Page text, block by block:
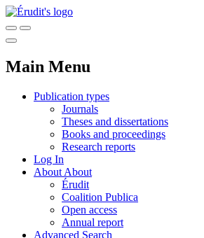
Main Menu
Publication types
Journals
Theses and dissertations
Books and proceedings
Research reports
Log In
About About
Érudit
Coalition Publica
Open access
Annual report
Advanced Search